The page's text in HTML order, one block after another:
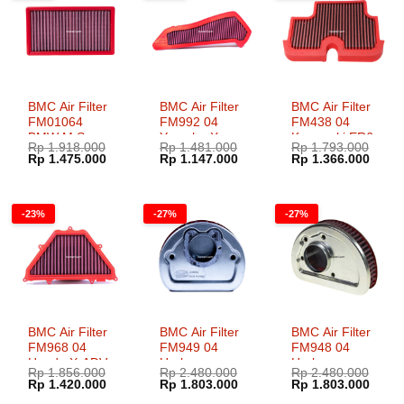
BMC Air Filter
FM01064
BMW M S
1000 R RR XR
Rp1.918.000
Harga
aslinya
Rp 1.475.000Harga
Rp 1.475.000.
BMC Air Filter
FM992 04
Yamaha X-
MAX 250 300
Rp1.481.000
Harga
aslinya
Rp 1.147.000Harga
Rp 1.147.000.
BMC Air Filter
FM438 04
Kawasaki ER6
Versys 650
Rp1.793.000
Harga
aslinya
Rp 1.366.000Harga
-23%
BMC Air Filter
FM968 04
Honda X-ADV
Adventure 750
Rp1.856.000
Harga
aslinya
Rp 1.420.000Harga
-27%
BMC Air Filter
FM949 04
Harley
Davidson
Touring Softail
Rp2.480.000
Harga
aslinya
Rp 1.803.000Harga
-27%
BMC Air Filter
FM948 04
Harley
Davidson Fat
Boy Breakout
Rp2.480.000
Harga
aslinya
Rp 1.803.000Harga